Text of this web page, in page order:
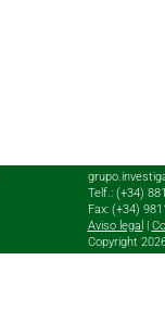
Telf.: (+34)
Fax: (+34)
Aviso legal
Copyright